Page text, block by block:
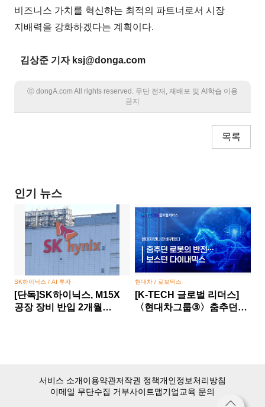
비즈니스 가치를 혁신하는 최적의 파트너로서 시장
지배력을 강화하겠다는 계획이다.
김상준 기자 ksj@donga.com
ⓒ dongA.com All rights reserved. 무단 전재, 재배포 및 AI학습 이용
금지
목록
인기 뉴스
SK하이닉스 / AI 투자
[단독]SK하이닉스, M15X
공장 장비 반입 2개월
현대차 / 로보틱스
[K-TECH 글로벌 리더스]
〈현대차그룹③〉춤추던
서비스 소개이용약관저작권 정책개인정보처리방침
이메일 무단수집 거부사이트맵기업교육 문의